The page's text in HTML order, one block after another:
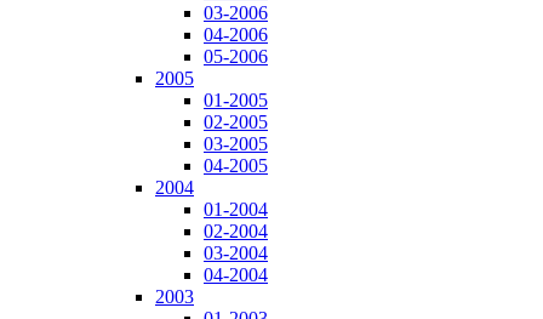
03-2006
04-2006
05-2006
2005
01-2005
02-2005
03-2005
04-2005
2004
01-2004
02-2004
03-2004
04-2004
2003